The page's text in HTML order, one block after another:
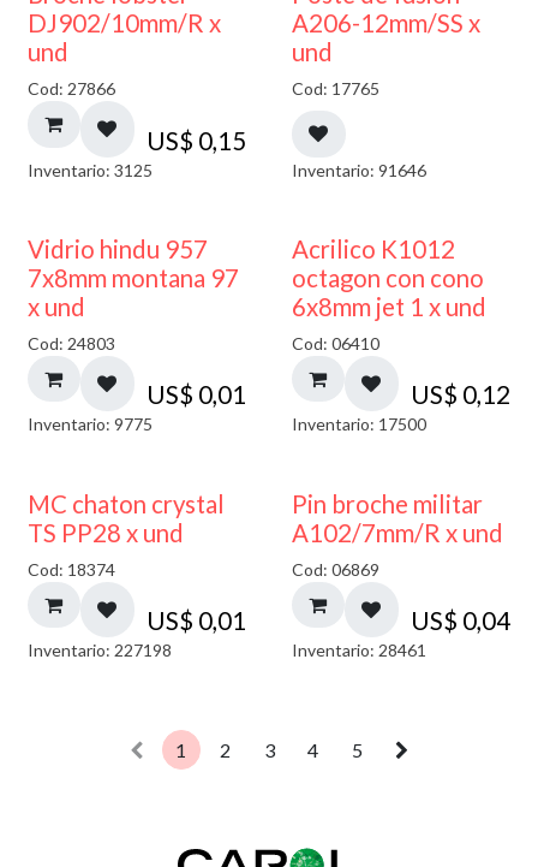
DJ902/10mm/R x
und
Cod: 27866
US$ 0,15
Inventario: 3125
A206-12mm/SS x
und
Cod: 17765
Inventario: 91646
40% DESCUENTO
Vidrio hindu 957
7x8mm montana 97
x und
Cod: 24803
US$ 0,01
Inventario: 9775
Acrilico K1012
octagon con cono
6x8mm jet 1 x und
Cod: 06410
US$ 0,12
Inventario: 17500
MC chaton crystal
TS PP28 x und
Cod: 18374
US$ 0,01
Inventario: 227198
Pin broche militar
A102/7mm/R x und
Cod: 06869
US$ 0,04
Inventario: 28461
1 2 3 4 5